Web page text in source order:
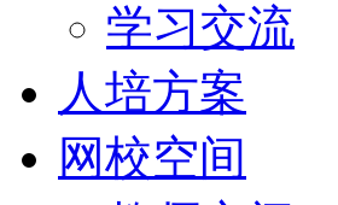
学习交流
人培方案
网校空间